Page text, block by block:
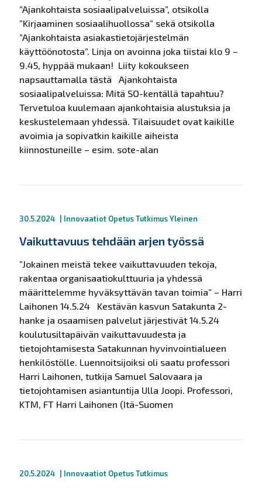
”Ajankohtaista sosiaalipalveluissa”, otsikolla
”Kirjaaminen sosiaalihuollossa” sekä otsikolla
”Ajankohtaista asiakastietojärjestelmän
käyttöönotosta”. Linja on avoinna joka tiistai klo 9 –
9.45, hyppää mukaan! Liity kokoukseen
napsauttamalla tästä Ajankohtaista
sosiaalipalveluissa: Mitä SO-kentällä tapahtuu?
Tervetuloa kuulemaan ajankohtaisia alustuksia ja
keskustelemaan yhdessä. Tilaisuudet ovat kaikille
avoimia ja sopivatkin kaikille aiheista
kiinnostuneille – esim. sote-alan
30.5.2024 Innovaatiot OpetusTutkimusYleinen
Vaikuttavuus tehdään arjen työssä
”Jokainen meistä tekee vaikuttavuuden tekoja,
rakentaa organisaatiokulttuuria ja yhdessä
määrittelemme hyväksyttävän tavan toimia” – Harri
Laihonen 14.5.24 Kestävän kasvun Satakunta 2-
hanke ja osaamisen palvelut järjestivät 14.5.24
koulutusiltapäivän vaikuttavuudesta ja
tietojohtamisesta Satakunnan hyvinvointialueen
henkilöstölle. Luennoitsijoiksi oli saatu professori
Harri Laihonen, tutkija Samuel Salovaara ja
tietojohtamisen asiantuntija Ulla Joopi. Professori,
KTM, FT Harri Laihonen (Itä-Suomen
20.5.2024 Innovaatiot OpetusTutkimus